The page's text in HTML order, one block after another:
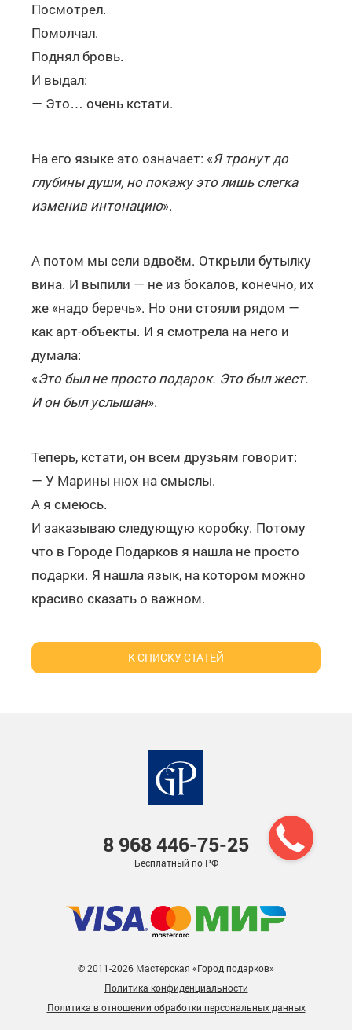
Посмотрел.
Помолчал.
Поднял бровь.
И выдал:
— Это… очень кстати.
На его языке это означает: «Я тронут до
глубины души, но покажу это лишь слегка
изменив интонацию».
А потом мы сели вдвоём. Открыли бутылку
вина. И выпили — не из бокалов, конечно, их
же «надо беречь». Но они стояли рядом —
как арт-объекты. И я смотрела на него и
думала:
«Это был не просто подарок. Это был жест.
И он был услышан».
Теперь, кстати, он всем друзьям говорит:
— У Марины нюх на смыслы.
А я смеюсь.
И заказываю следующую коробку. Потому
что в Городе Подарков я нашла не просто
подарки. Я нашла язык, на котором можно
красиво сказать о важном.
К СПИСКУ СТАТЕЙ
8 968446-75-25
Бесплатный по РФ
© 2011-2026 Мастерская «Город подарков»
Политика конфиденциальности
Политика в отношении обработки персональных данных